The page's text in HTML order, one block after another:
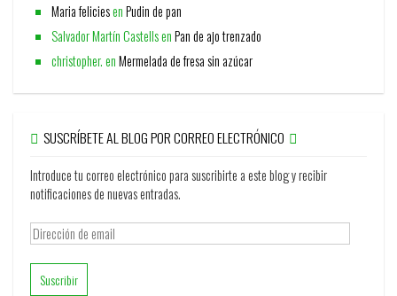
Maria feliciesenPudin de pan
Salvador Martín CastellsenPan de ajo trenzado
christopher.enMermelada de fresa sin azúcar
SUSCRÍBETE AL BLOG POR CORREO ELECTRÓNICO
Introduce tu correo electrónico para suscribirte a este blog y recibir
notificaciones de nuevas entradas.
Dirección
de
email